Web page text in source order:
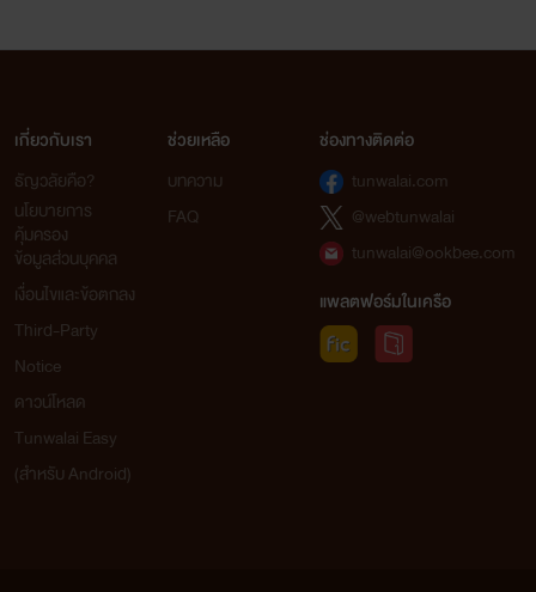
เกี่ยวกับเรา
ธัญวลัยคือ?
นโยบายการ
คุ้มครอง
ข้อมูลส่วนบุคคล
เงื่อนไขและข้อตกลง
Third-Party
Notice
ดาวน์โหลด
Tunwalai Easy
(สำหรับ Android)
ช่วยเหลือ
บทความ
FAQ
ช่องทางติดต่อ
tunwalai.com
@webtunwalai
tunwalai@ookbee.com
แพลตฟอร์มในเครือ